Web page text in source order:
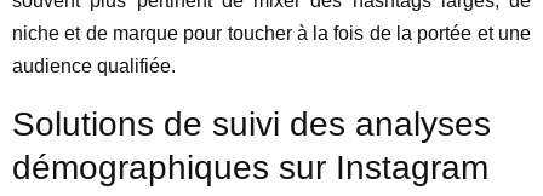
niche et de marque pour toucher à la fois de la portée et une
audience qualifiée.
Solutions de suivi des analyses
démographiques sur Instagram